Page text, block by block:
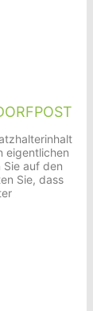
eigentlichen
auf den
Sie, dass